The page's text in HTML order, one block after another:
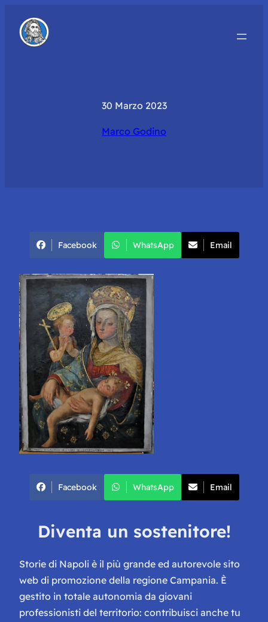
30 Marzo 2023
Marco Godino
Facebook WhatsApp Email
Facebook WhatsApp Email
Diventa un sostenitore!
Storie di Napoli è il più grande ed autorevole sito
web di promozione della regione Campania. È
gestito in totale autonomia da giovani
professionisti del territorio: contribuisci anche tu